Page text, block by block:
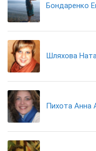
Бондаренко
Шляхова
Пихота Анна